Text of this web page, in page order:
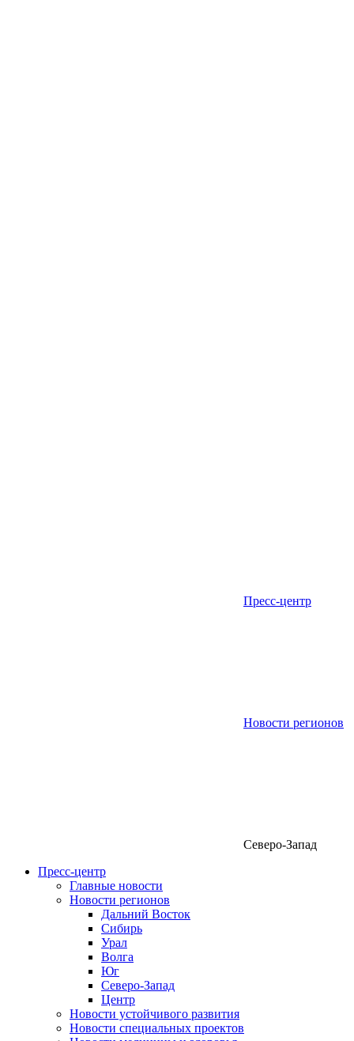
Пресс-центр
Новости регионов
Северо-Запад
Пресс-центр
Главные новости
Новости регионов
Дальний Восток
Сибирь
Урал
Волга
Юг
Северо-Запад
Центр
Новости устойчивого развития
Новости специальных проектов